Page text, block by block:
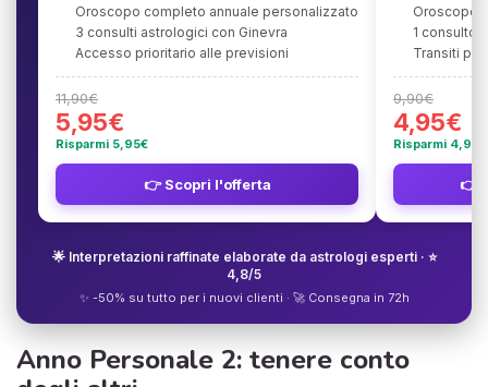
Oroscopo completo annuale personalizzato
3 consulti astrologici con Ginevra
Accesso prioritario alle previsioni
11,90€
5,95€
Risparmi 5,95€
👉 Scopri l'offerta
Oroscopo
1 consulto
Transiti
9,90€
4,95€
Risparmi 4,95€
👉
🌟 Interpretazioni raffinate elaborate da astrologi esperti · ⭐
4,8/5
✨ -50% su tutto per i nuovi clienti · 🚀 Consegna in 72h
Anno Personale 2: tenere conto